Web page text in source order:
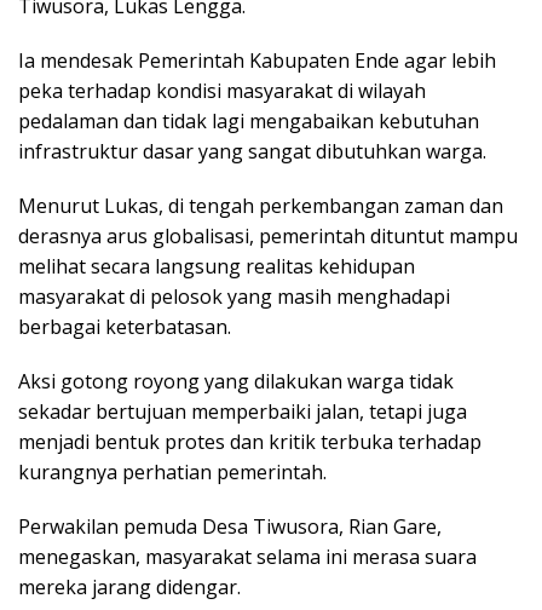
Tiwusora, Lukas Lengga.
Ia mendesak Pemerintah Kabupaten Ende agar lebih
peka terhadap kondisi masyarakat di wilayah
pedalaman dan tidak lagi mengabaikan kebutuhan
infrastruktur dasar yang sangat dibutuhkan warga.
Menurut Lukas, di tengah perkembangan zaman dan
derasnya arus globalisasi, pemerintah dituntut mampu
melihat secara langsung realitas kehidupan
masyarakat di pelosok yang masih menghadapi
berbagai keterbatasan.
Aksi gotong royong yang dilakukan warga tidak
sekadar bertujuan memperbaiki jalan, tetapi juga
menjadi bentuk protes dan kritik terbuka terhadap
kurangnya perhatian pemerintah.
Perwakilan pemuda Desa Tiwusora, Rian Gare,
menegaskan, masyarakat selama ini merasa suara
mereka jarang didengar.